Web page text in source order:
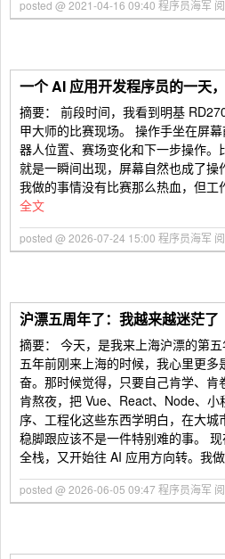
posted @ 2021-04-16 09:40 程序员海军
一个 AI 应用开发程序员的一天
摘要： 前段时间，我看到明基
甲大师的比赛现场。 操作手坐在屏
器人位置、赛场变化和下一步操作
就是一瞬间出现，屏幕自然也成了操
我做的事情没有比赛那么热血，但工
全文
posted @ 2026-07-24 15:00 程序员海军
沪漂五周年了：我越来越迷茫了
摘要： 今天，是我来上海沪漂的第五
五年前刚来上海的时候，我心里更多
奋。那时候觉得，只要自己肯学、肯
肯熬夜，把 Vue、React、Node、小
序、工程化这些东西学明白，在大城
稳脚跟应该不是一件特别难的事。
全栈，又开始往 AI 应用方向转。我
posted @ 2026-06-05 09:47 程序员海军